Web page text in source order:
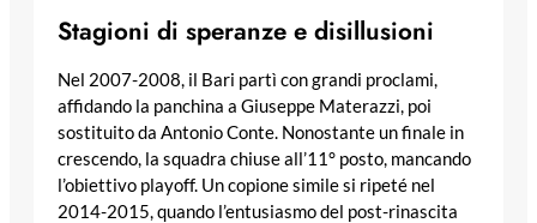
Stagioni di speranze e disillusioni
Nel 2007-2008, il Bari partì con grandi proclami,
affidando la panchina a Giuseppe Materazzi, poi
sostituito da Antonio Conte. Nonostante un finale in
crescendo, la squadra chiuse all’11° posto, mancando
l’obiettivo playoff. Un copione simile si ripeté nel
2014-2015, quando l’entusiasmo del post-rinascita